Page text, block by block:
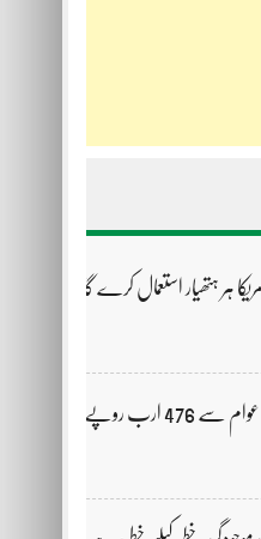
ہر ہتھیار استعمال کرے گا،
بجلی بلوں پر ٹیکس کی مد میں عوام سے 476 ارب روپے